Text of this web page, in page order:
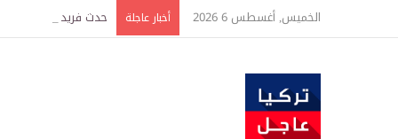
الخميس, أغسطس 6 2026 أخبار عاجلة حدث فريد من نوعه بين